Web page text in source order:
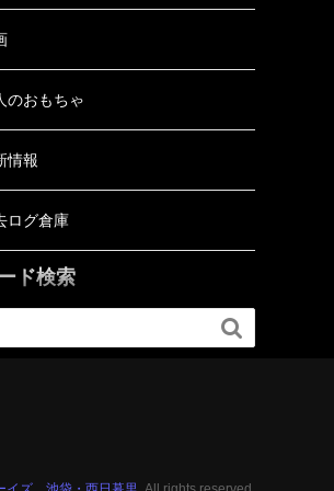
のおもちゃ
情報
ログ倉庫
ド検索
